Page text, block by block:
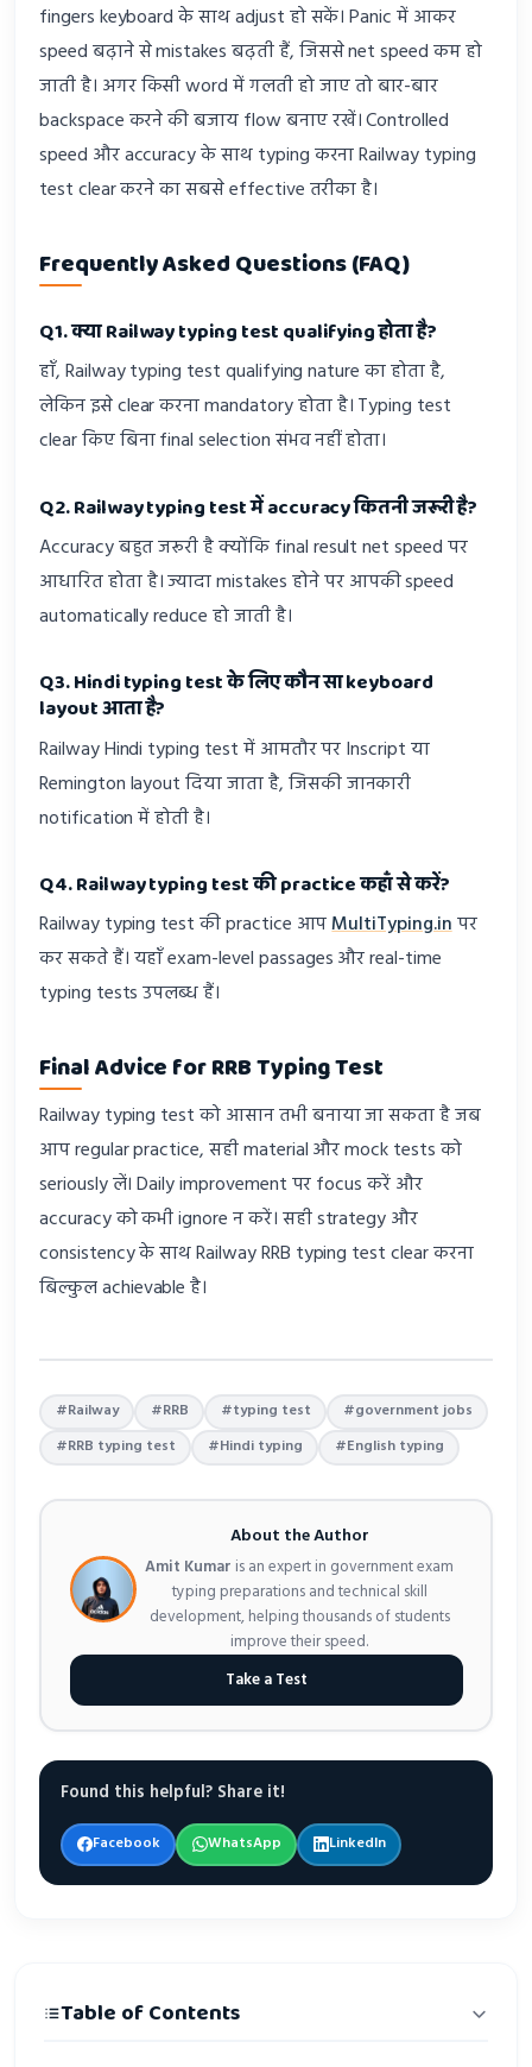
fingers keyboard के साथ adjust हो सकें। Panic में आकर
speed बढ़ाने से mistakes बढ़ती हैं, जिससे net speed कम हो
जाती है। अगर किसी word में गलती हो जाए तो बार-बार
backspace करने की बजाय flow बनाए रखें। Controlled
speed और accuracy के साथ typing करना Railway typing
test clear करने का सबसे effective तरीका है।
Frequently Asked Questions (FAQ)
Q1. क्या Railway typing test qualifying होता है?
हाँ, Railway typing test qualifying nature का होता है,
लेकिन इसे clear करना mandatory होता है। Typing test
clear किए बिना final selection संभव नहीं होता।
Q2. Railway typing test में accuracy कितनी जरूरी है?
Accuracy बहुत जरूरी है क्योंकि final result net speed पर
आधारित होता है। ज्यादा mistakes होने पर आपकी speed
automatically reduce हो जाती है।
Q3. Hindi typing test के लिए कौन सा keyboard
layout आता है?
Railway Hindi typing test में आमतौर पर Inscript या
Remington layout दिया जाता है, जिसकी जानकारी
notification में होती है।
Q4. Railway typing test की practice कहाँ से करें?
Railway typing test की practice आपMultiTyping.inपर
कर सकते हैं। यहाँ exam-level passages और real-time
typing tests उपलब्ध हैं।
Final Advice for RRB Typing Test
Railway typing test को आसान तभी बनाया जा सकता है जब
आप regular practice, सही material और mock tests को
seriously लें। Daily improvement पर focus करें और
accuracy को कभी ignore न करें। सही strategy और
consistency के साथ Railway RRB typing test clear करना
बिल्कुल achievable है।
#Railway #RRB #typing test
#government jobs
#RRB typing test
#Hindi typing #English typing
About the Author
Amit Kumar is an expert in government exam
typing preparations and technical skill
development, helping thousands of students
improve their speed.
Take a Test
Found this helpful? Share it!
Facebook WhatsApp LinkedIn
Table of Contents